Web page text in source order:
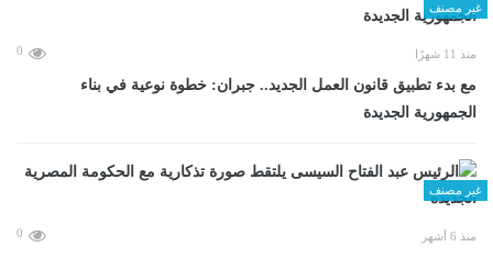
غير مصنف
منذ 11 شهرًا 0
مع بدء تطبيق قانون العمل الجديد.. جبران: خطوة نوعية في بناء
الجمهورية الجديدة
غير مصنف
منذ 6 أشهر 0